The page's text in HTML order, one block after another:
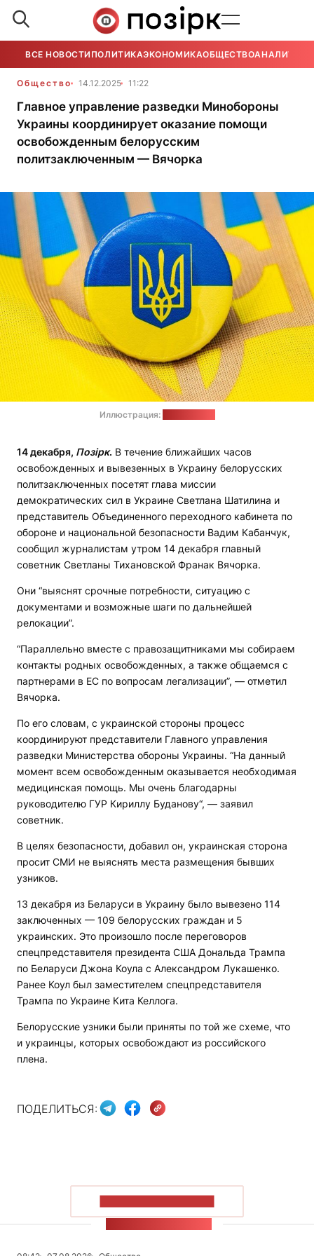
ВСЕ НОВОСТИ ПОЛИТИКАЭКОНОМИКАОБЩЕСТВОАНАЛИТИКА
Общество 14.12.2025 11:22
Главное управление разведки Минобороны
Украины координирует оказание помощи
освобожденным белорусским
политзаключенным — Вячорка
Иллюстрация:
14 декабря, Позірк. В течение ближайших часов
освобожденных и вывезенных в Украину белорусских
политзаключенных посетят глава миссии
демократических сил в Украине Светлана Шатилина и
представитель Объединенного переходного кабинета по
обороне и национальной безопасности Вадим Кабанчук,
сообщил журналистам утром 14 декабря главный
советник Светланы Тихановской Франак Вячорка.
Они “выяснят срочные потребности, ситуацию с
документами и возможные шаги по дальнейшей
релокации”.
“Параллельно вместе с правозащитниками мы собираем
контакты родных освобожденных, а также общаемся с
партнерами в ЕС по вопросам легализации”, — отметил
Вячорка.
По его словам, с украинской стороны процесс
координируют представители Главного управления
разведки Министерства обороны Украины. “На данный
момент всем освобожденным оказывается необходимая
медицинская помощь. Мы очень благодарны
руководителю ГУР Кириллу Буданову“, — заявил
советник.
В целях безопасности, добавил он, украинская сторона
просит СМИ не выяснять места размещения бывших
узников.
13 декабря из Беларуси в Украину было вывезено 114
заключенных — 109 белорусских граждан и 5
украинских. Это произошло после переговоров
спецпредставителя президента США Дональда Трампа
по Беларуси Джона Коула с Александром Лукашенко.
Ранее Коул был заместителем спецпредставителя
Трампа по Украине Кита Келлога.
Белорусские узники были приняты по той же схеме, что
и украинцы, которых освобождают из российского
плена.
ПОДЕЛИТЬСЯ: